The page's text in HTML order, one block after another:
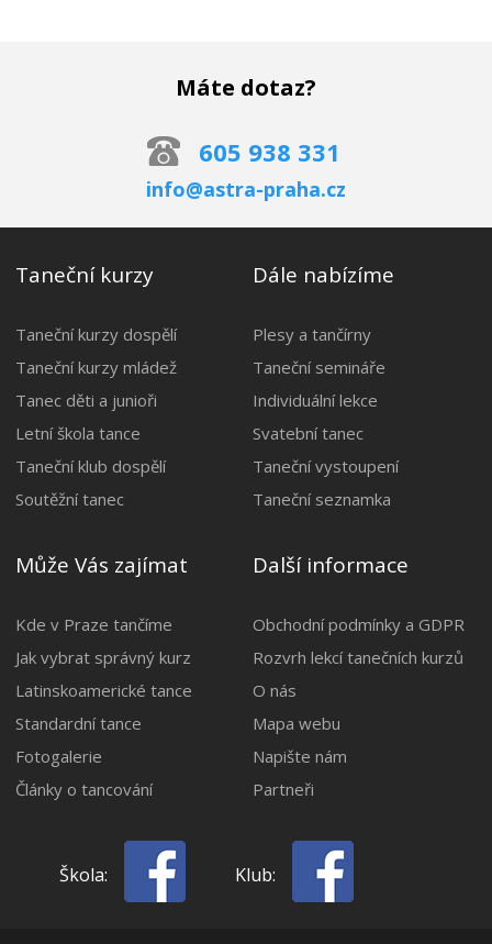
Máte dotaz?
605 938 331
info@astra-praha.cz
Taneční kurzy
Taneční kurzy dospělí
Taneční kurzy mládež
Tanec děti a junioři
Letní škola tance
Taneční klub dospělí
Soutěžní tanec
Dále nabízíme
Plesy a tančírny
Taneční semináře
Individuální lekce
Svatební tanec
Taneční vystoupení
Taneční seznamka
Může Vás zajímat
Kde v Praze tančíme
Jak vybrat správný kurz
Latinskoamerické tance
Standardní tance
Fotogalerie
Články o tancování
Další informace
Obchodní podmínky a GDPR
Rozvrh lekcí tanečních kurzů
O nás
Mapa webu
Napište nám
Partneři
Škola: Klub: